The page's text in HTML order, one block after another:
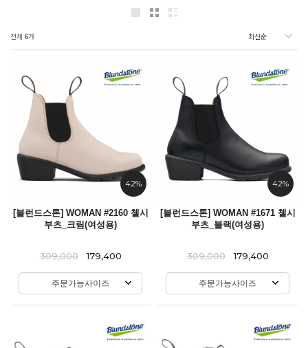
전체 6개
42%
[블런드스톤] WOMAN #2160 첼시
부츠_크림(여성용)
309,000 179,400
주문가능사이즈
42%
[블런드스톤] WOMAN #1671 첼시
부츠_블랙(여성용)
309,000 179,400
주문가능사이즈